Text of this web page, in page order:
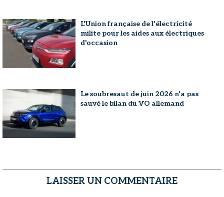
L'Union française de l'électricité
milite pour les aides aux électriques
d'occasion
Le soubresaut de juin 2026 n'a pas
sauvé le bilan du VO allemand
LAISSER UN COMMENTAIRE